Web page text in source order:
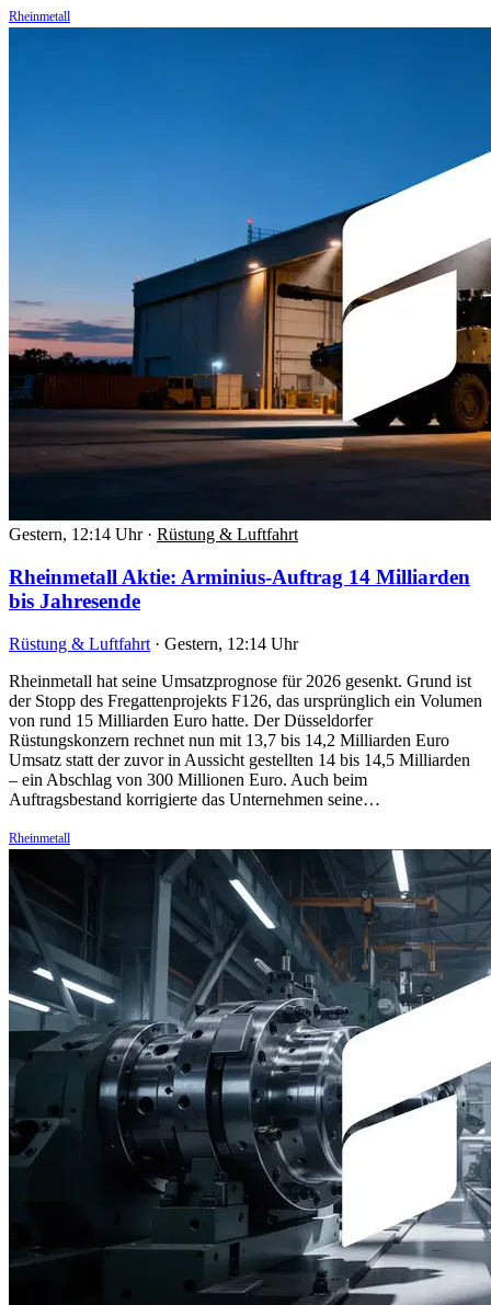
Rheinmetall
Gestern, 12:14 Uhr · Rüstung & Luftfahrt
Rheinmetall Aktie: Arminius-Auftrag 14 Milliarden
bis Jahresende
Rüstung & Luftfahrt · Gestern, 12:14 Uhr
Rheinmetall hat seine Umsatzprognose für 2026 gesenkt. Grund ist
der Stopp des Fregattenprojekts F126, das ursprünglich ein Volumen
von rund 15 Milliarden Euro hatte. Der Düsseldorfer
Rüstungskonzern rechnet nun mit 13,7 bis 14,2 Milliarden Euro
Umsatz statt der zuvor in Aussicht gestellten 14 bis 14,5 Milliarden
– ein Abschlag von 300 Millionen Euro. Auch beim
Auftragsbestand korrigierte das Unternehmen seine…
Rheinmetall